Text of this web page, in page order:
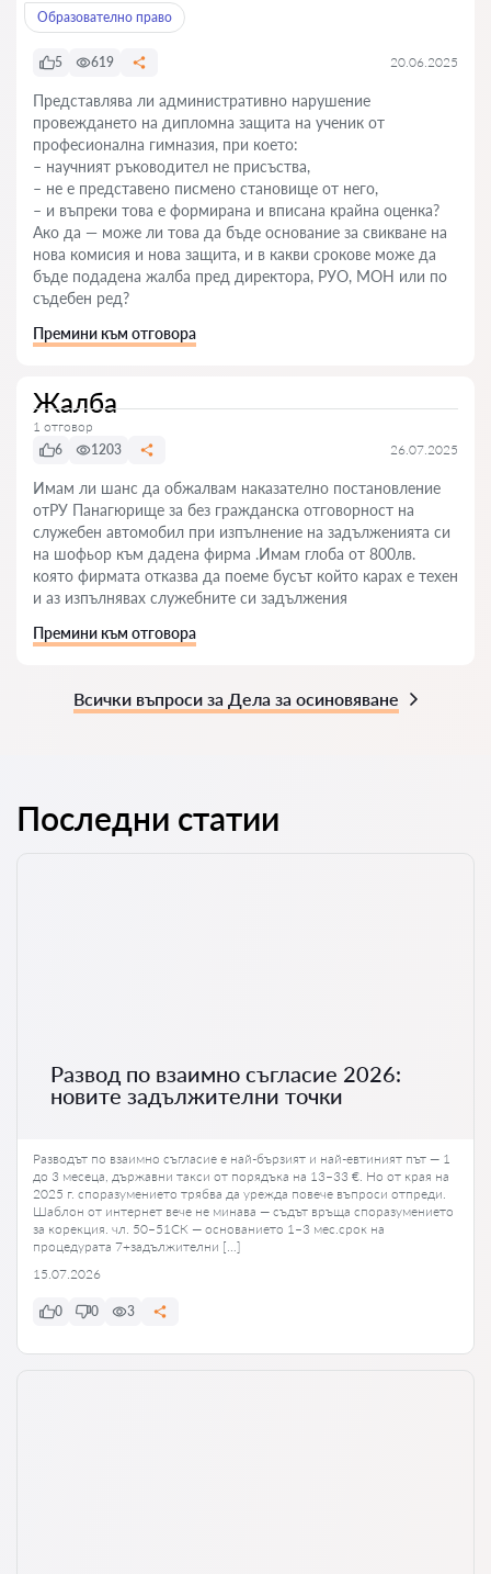
Образователно право
5 619 20.06.2025
Представлява ли административно нарушение
провеждането на дипломна защита на ученик от
професионална гимназия, при което:
– научният ръководител не присъства,
– не е представено писмено становище от него,
– и въпреки това е формирана и вписана крайна оценка?
Ако да — може ли това да бъде основание за свикване на
нова комисия и нова защита, и в какви срокове може да
бъде подадена жалба пред директора, РУО, МОН или по
съдебен ред?
Премини към отговора
Жалба
1 отговор
6
1203 26.07.2025
Имам ли шанс да обжалвам наказателно постановление
отРУ Панагюрище за без гражданска отговорност на
служебен автомобил при изпълнение на задълженията си
на шофьор към дадена фирма .Имам глоба от 800лв.
която фирмата отказва да поеме бусът който карах е техен
и аз изпълнявах служебните си задължения
Премини към отговора
Всички въпроси за Дела за осиновяване
Последни статии
Развод по взаимно съгласие 2026:
новите задължителни точки
Разводът по взаимно съгласие е най-бързият и най-евтиният път — 1
до 3 месеца, държавни такси от порядъка на 13–33 €. Но от края на
2025 г. споразумението трябва да урежда повече въпроси отпреди.
Шаблон от интернет вече не минава — съдът връща споразумението
за корекция. чл. 50–51СК — основанието 1–3 мес.срок на
процедурата 7+задължителни […]
15.07.2026
0 0 3